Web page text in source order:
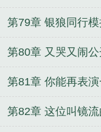
第79章 银狼同行
第80章 又哭又闹
第81章 你能再表
第82章 这位叫镜流